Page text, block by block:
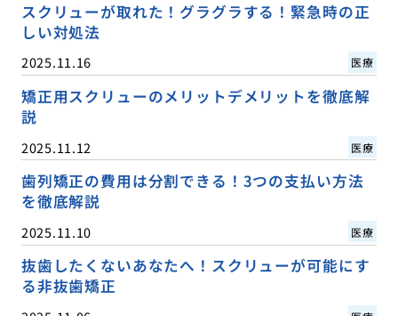
スクリューが取れた！グラグラする！緊急時の正
しい対処法
2025.11.16 医療
矯正用スクリューのメリットデメリットを徹底解
説
2025.11.12 医療
歯列矯正の費用は分割できる！3つの支払い方法
を徹底解説
2025.11.10 医療
抜歯したくないあなたへ！スクリューが可能にす
る非抜歯矯正